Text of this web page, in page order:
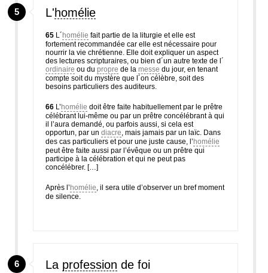
5 L'homélie
65 L´homélie fait partie de la liturgie et elle est
fortement recommandée car elle est nécessaire pour
nourrir la vie chrétienne. Elle doit expliquer un aspect
des lectures scripturaires, ou bien d´un autre texte de l´
ordinaire ou du propre de la messe du jour, en tenant
compte soit du mystère que l´on célèbre, soit des
besoins particuliers des auditeurs.
66 L’homélie doit être faite habituellement par le prêtre
célébrant lui-même ou par un prêtre concélébrant à qui
il l’aura demandé, ou parfois aussi, si cela est
opportun, par un diacre , mais jamais par un laïc. Dans
des cas particuliers et pour une juste cause, l’homélie
peut être faite aussi par l’évêque ou un prêtre qui
participe à la célébration et qui ne peut pas
concélébrer. […]
Après l’homélie , il sera utile d’observer un bref moment
de silence.
6 La profession de foi